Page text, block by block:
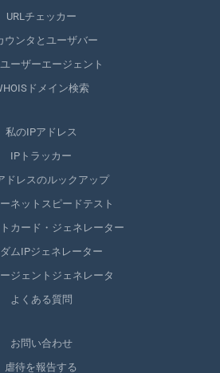
URLチェッカー
ウンタとユーザバー
ーザーエージェント
ドメイン検索
私のIPアドレス
IPトラッカー
ドレスのルックアップ
ネットスピードテスト
カード・ジェネレーター
ムIPジェネレーター
ジェントジェネレータ
よくある質問
お問い合わせ
虐待を報告する